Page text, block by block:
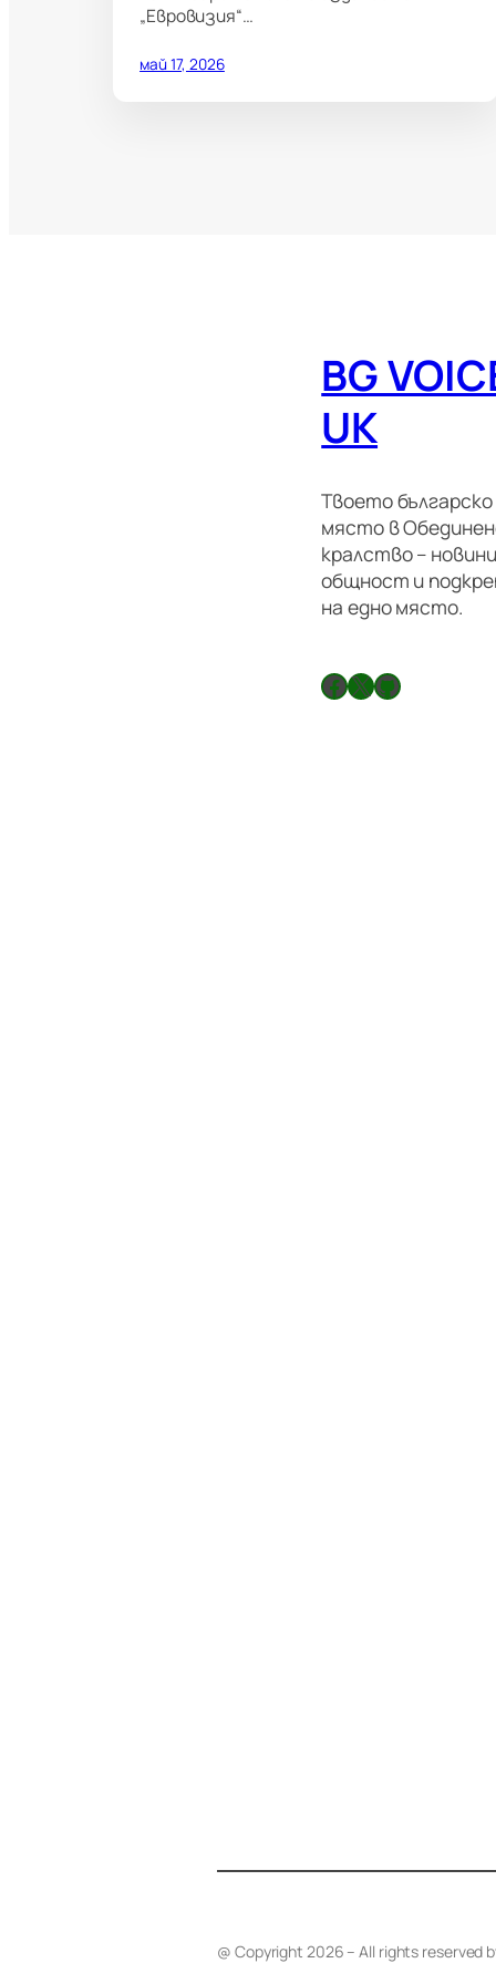
„Евровизия“…
май 17, 2026
BG
UK
Твоето българско
място в
кралство –
общност и
на едно място.
Facebook X GitHub
@ Copyright 2026 – All rights reserved